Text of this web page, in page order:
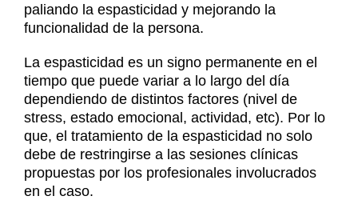
paliando la espasticidad y mejorando la
funcionalidad de la persona.
La espasticidad es un signo permanente en el
tiempo que puede variar a lo largo del día
dependiendo de distintos factores (nivel de
stress, estado emocional, actividad, etc). Por lo
que, el tratamiento de la espasticidad no solo
debe de restringirse a las sesiones clínicas
propuestas por los profesionales involucrados
en el caso.